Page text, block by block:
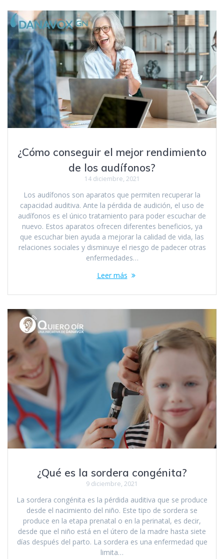
¿Cómo conseguir el mejor rendimiento
de los audífonos?
14 diciembre, 2021
Los audífonos son aparatos que permiten recuperar la
capacidad auditiva. Ante la pérdida de audición, el uso de
audífonos es el único tratamiento para poder escuchar de
nuevo. Estos aparatos ofrecen diferentes beneficios, ya
que escuchar bien ayuda a mejorar la calidad de vida, las
relaciones sociales y disminuye el riesgo de padecer otras
enfermedades…
Leer más
¿Qué es la sordera congénita?
9 diciembre, 2021
La sordera congénita es la pérdida auditiva que se produce
desde el nacimiento del niño. Este tipo de sordera se
produce en la etapa prenatal o en la perinatal, es decir,
desde que el niño está en el útero de la madre hasta siete
días después del parto. La sordera es una enfermedad que
limita…